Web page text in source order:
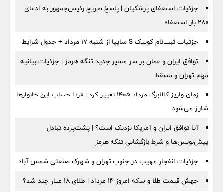
جزئیات استعفای پزشکیان | پاسخ صریح رئیس‌جمهور به ادعای
«۲۸ بار استعفا»
جزئیات ثبت‌نام کوییک S سایپا از شنبه ۱۷ مرداد + جدول شرایط
توافق ایران و عمان بر سر مسیر جدید تنگه هرمز | جزئیات بیانیه
مهم تهران و مسقط
زمان واریز کالابرگ مرداد ۱۴۰۵ تغییر کرد | فردا حساب این خانوارها
شارژ می‌شود
آیا توافق ایران و آمریکا نزدیک است؟ | پشت‌پرده تبادل
پیش‌نویس‌ها و شرط بازگشایی تنگه هرمز
جزئیات انفجار مهیب در جنوب تهران و شهرک صنعتی شمس آباد
جهش قیمت طلا و سکه امروز ۱۳ مرداد | طلای ۱۸ عیار چند شد؟